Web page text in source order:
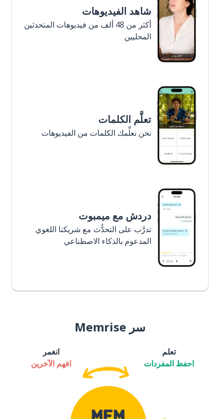
شاهد الفيديوهات
أكثر من 48 ألف من فيديوهات المتحدثين
المحليين
تعلَّم الكلمات
نحن نعلِّمك الكلمات من الفيديوهات
دردش مع ميمبوت
تدرَّب على التحدُّث مع شريكنا اللغوي
المدعوم بالذكاء الاصطناعي
سر Memrise
تعلم
احفظ المفردات
انغمر
افهم الآخرين